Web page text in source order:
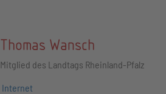
Thomas Wansch
Mitglied des Landtags Rheinland-Pfalz
Internet